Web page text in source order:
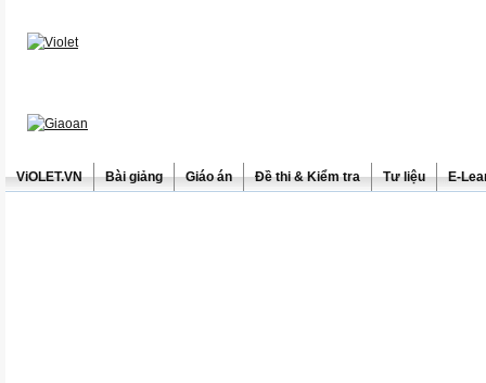
ViOLET.VN Bài giảng Giáo án Đề thi & Kiểm tra Tư liệu E-